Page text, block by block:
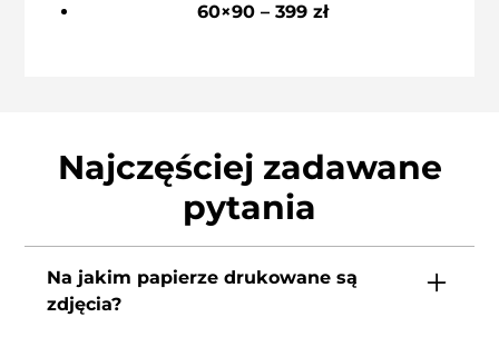
60×90 – 399 zł
Najczęściej zadawane
pytania
Na jakim papierze drukowane są
zdjęcia?